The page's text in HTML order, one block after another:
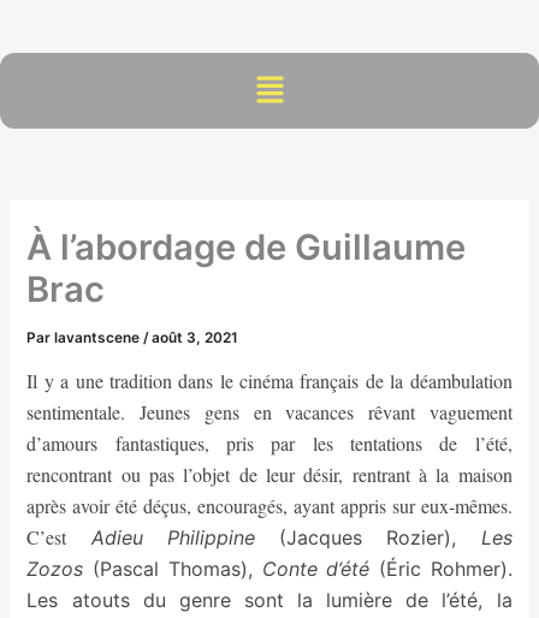
contenu
Menu
À l’abordage de Guillaume
Brac
Parlavantscene /août 3, 2021
Il y a une tradition dans le cinéma français de la déambulation
sentimentale. Jeunes gens en vacances rêvant vaguement
d’amours fantastiques, pris par les tentations de l’été,
rencontrant ou pas l’objet de leur désir, rentrant à la maison
après avoir été déçus, encouragés, ayant appris sur eux-mêmes.
C’est Adieu Philippine(Jacques Rozier), Les
Zozos (Pascal Thomas), Conte d’été (Éric Rohmer).
Les atouts du genre sont la lumière de l’été, la